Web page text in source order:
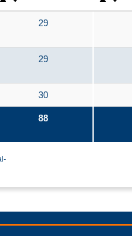
29
29
30
88